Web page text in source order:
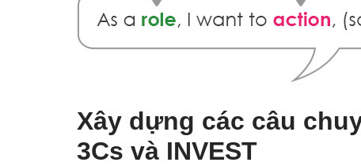
Xây dựng các câu
3Cs và INVEST